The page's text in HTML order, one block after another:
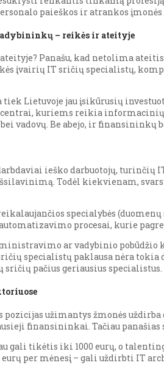
paieškos ir atrankos įmonės
– reikės ir ateityje
Panašu, kad netolima
įvairių IT sričių specialistų,
Lietuvoje jau įsikūrusių
centrai, kuriems reikia
vadovų. Be abejo, ir finansininkų
ieško darbuotojų, turinčių
Todėl kiekvienam,
specialybės
procesai, kurie
ar vadybinio pobūdžio
specialistų paklausa nėra
pačius geriausius specialistus.
užimantys žmonės uždirba
finansininkai. Tačiau panašias
gali tikėtis iki 1000 eurų, o
eurų per mėnesį – gali uždirbti IT